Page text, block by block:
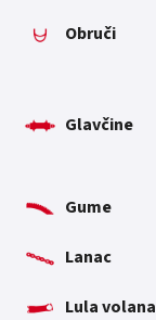
Obruči
Glavčine
Gume
Lanac
Lula volana